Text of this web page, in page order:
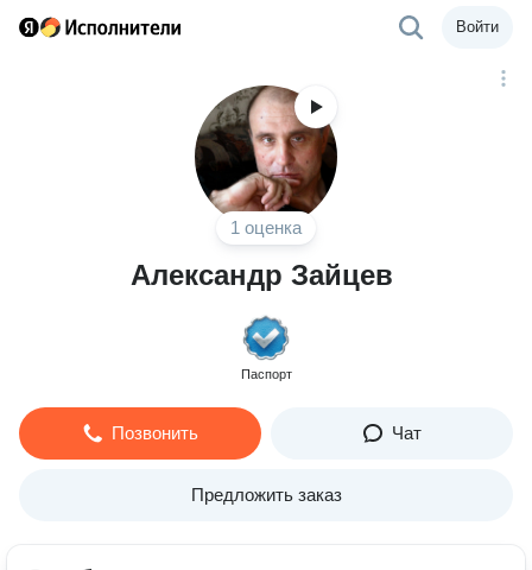
Войти
1 оценка
Александр Зайцев
Паспорт
Позвонить Чат
Предложить заказ